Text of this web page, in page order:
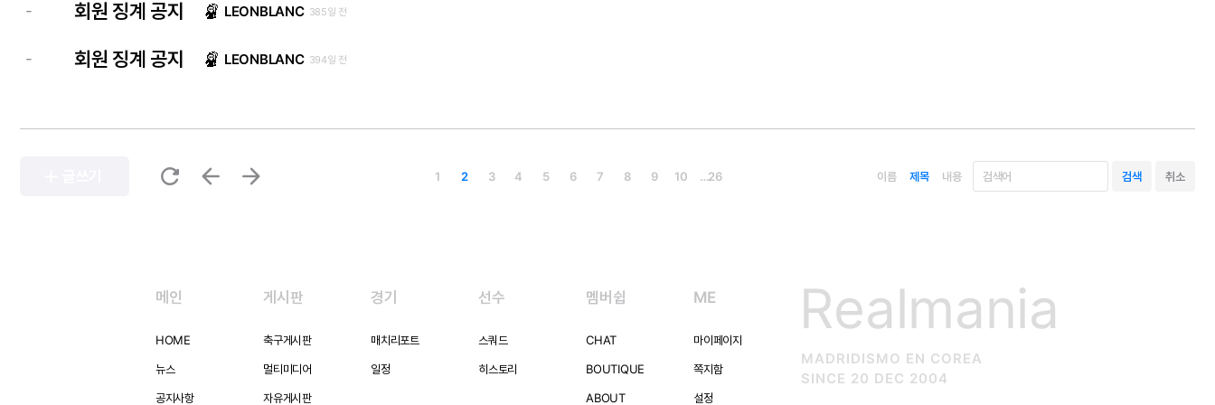
- 회원 징계 공지 LEONBLANC 385일 전
- 회원 징계 공지 LEONBLANC 394일 전
refresh arrow_back arrow_forward 1 2 3 4 5 6 7 8 9 10 …26 이름 제목 내용
메인
HOME
뉴스
공지사항
게시판
축구게시판
멀티미디어
자유게시판
경기
매치리포트
일정
선수
스쿼드
히스토리
멤버쉽
CHAT
BOUTIQUE
ABOUT
ME
마이페이지
쪽지함
설정
Realmania
MADRIDISMO EN COREA
SINCE 20 DEC 2004